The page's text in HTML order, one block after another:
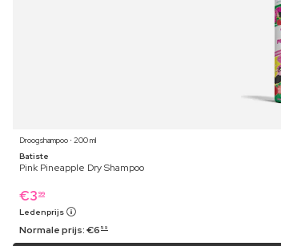
Droogshampoo ⋅ 200 ml
Batiste
Pink Pineapple Dry Shampoo
€3 99
Ledenprijs
Normale prijs:€6 59